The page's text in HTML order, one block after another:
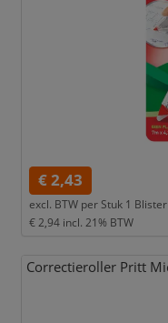
€ 2,43
excl. BTW per Stuk 1 Blister
€ 2,94 incl. 21% BTW
Correctieroller Pritt